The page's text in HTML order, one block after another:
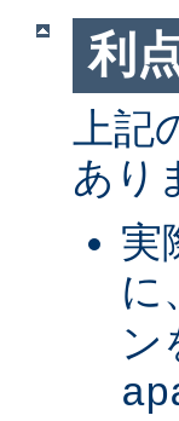
利
上
あり
実
に
ン